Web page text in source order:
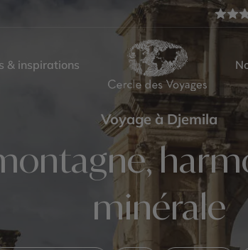
& inspirations
Voyage à Djemila
minérale